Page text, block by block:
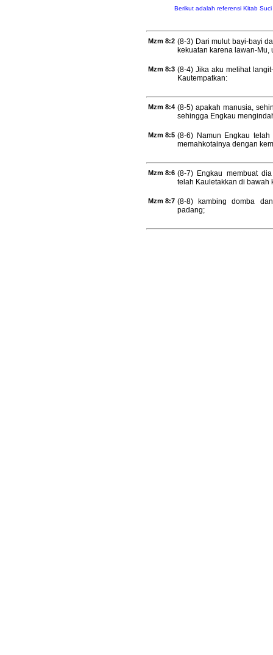
Berikut adalah referensi Kitab
Mzm 8:2 (8-3) Dari mulut bayi-bayi
kekuatan karena lawan-Mu,
Mzm 8:3 (8-4) Jika aku melihat
Kautempatkan:
Mzm 8:4 (8-5) apakah manusia,
sehingga Engkau
Mzm 8:5 (8-6) Namun Engkau
memahkotainya dengan
Mzm 8:6 (8-7) Engkau membuat
telah Kauletakkan di bawah
Mzm 8:7 (8-8) kambing domba
padang;